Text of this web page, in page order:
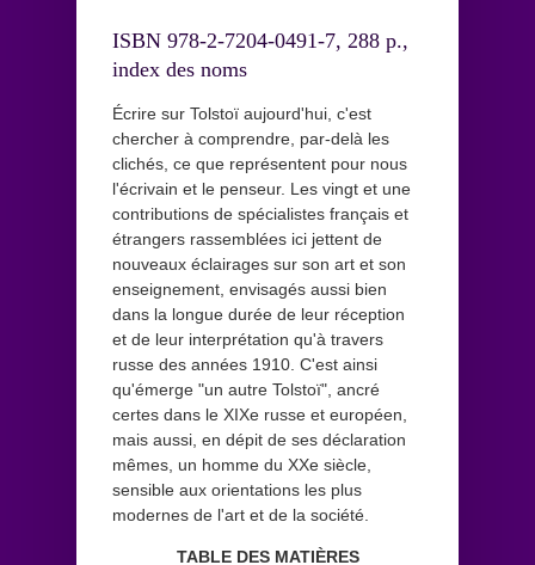
ISBN 978-2-7204-0491-7, 288 p.,
index des noms
Écrire sur Tolstoï aujourd'hui, c'est
chercher à comprendre, par-delà les
clichés, ce que représentent pour nous
l'écrivain et le penseur. Les vingt et une
contributions de spécialistes français et
étrangers rassemblées ici jettent de
nouveaux éclairages sur son art et son
enseignement, envisagés aussi bien
dans la longue durée de leur réception
et de leur interprétation qu'à travers
russe des années 1910. C'est ainsi
qu'émerge "un autre Tolstoï", ancré
certes dans le XIXe russe et européen,
mais aussi, en dépit de ses déclaration
mêmes, un homme du XXe siècle,
sensible aux orientations les plus
modernes de l'art et de la société.
TABLE DES MATIÈRES